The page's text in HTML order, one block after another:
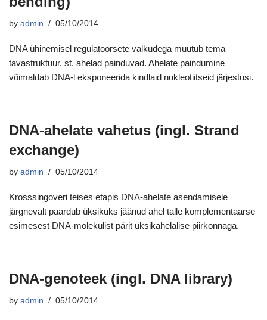
by admin 05/10/2014
DNA ühinemisel regulatoorsete valkudega muutub tema
tavastruktuur, st. ahelad painduvad. Ahelate paindumine
võimaldab DNA-l eksponeerida kindlaid nukleotiitseid järjestusi.
DNA-ahelate vahetus (ingl. Strand
exchange)
by admin 05/10/2014
Krosssingoveri teises etapis DNA-ahelate asendamisele
järgnevalt paardub üksikuks jäänud ahel talle komplementaarse
esimesest DNA-molekulist pärit üksikahelalise piirkonnaga.
DNA-genoteek (ingl. DNA library)
by admin 05/10/2014